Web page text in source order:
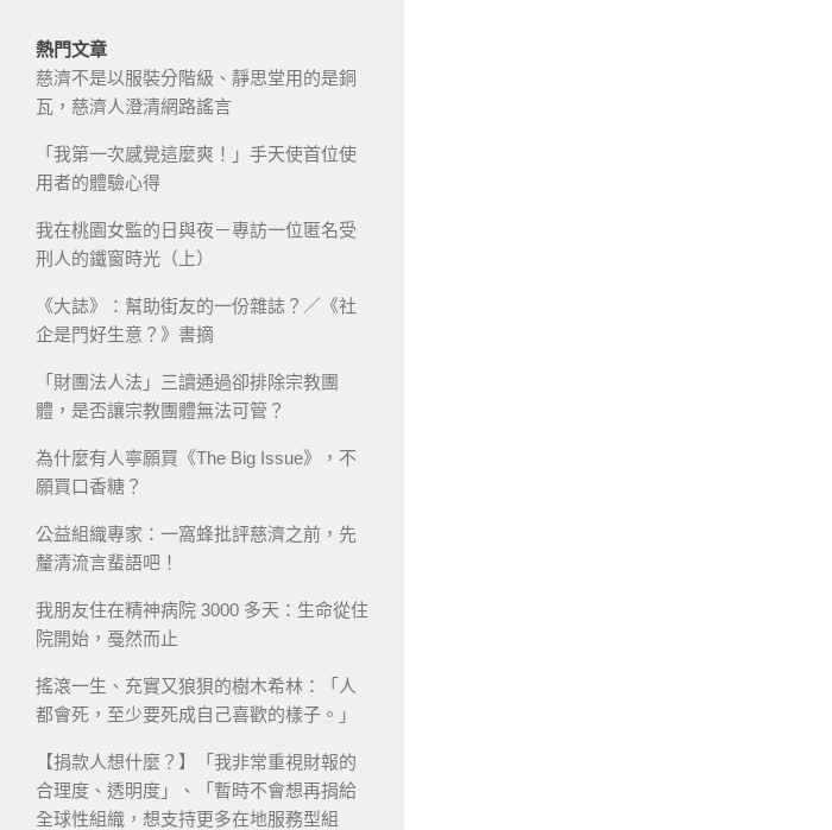
熱門文章
慈濟不是以服裝分階級、靜思堂用的是銅
瓦，慈濟人澄清網路謠言
「我第一次感覺這麼爽！」手天使首位使
用者的體驗心得
我在桃園女監的日與夜－專訪一位匿名受
刑人的鐵窗時光（上）
《大誌》：幫助街友的一份雜誌？／《社
企是門好生意？》書摘
「財團法人法」三讀通過卻排除宗教團
體，是否讓宗教團體無法可管？
為什麼有人寧願買《The Big Issue》，不
願買口香糖？
公益組織專家：一窩蜂批評慈濟之前，先
釐清流言蜚語吧！
我朋友住在精神病院 3000 多天：生命從住
院開始，戞然而止
搖滾一生、充實又狼狽的樹木希林：「人
都會死，至少要死成自己喜歡的樣子。」
【捐款人想什麼？】「我非常重視財報的
合理度、透明度」、「暫時不會想再捐給
全球性組織，想支持更多在地服務型組